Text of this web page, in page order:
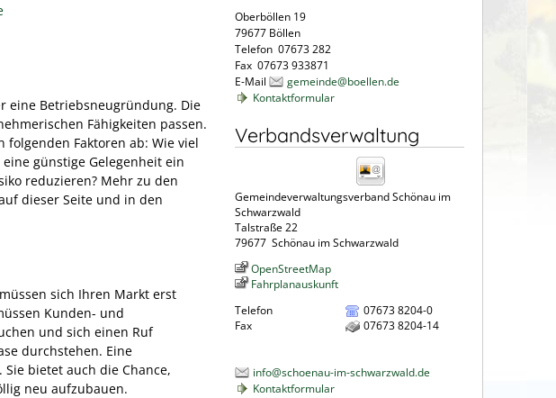
eine Betriebsneugründung. Die
Fähigkeiten passen.
folgenden Faktoren ab: Wie viel
günstige Gelegenheit ein
reduzieren? Mehr zu den
dieser Seite und in den
sich Ihren Markt erst
Kunden- und
und sich einen Ruf
durchstehen. Eine
bietet auch die Chance,
neu aufzubauen.
Oberböllen 19
79677 Böllen
Telefon 07673 282
Fax 07673 933871
E-Mail
gemeinde@boellen.de
Kontaktformular
Verbandsverwaltung
Gemeindeverwaltungsverband Schönau im
Schwarzwald
Talstraße 22
79677 Schönau im Schwarzwald
OpenStreetMap
Fahrplanauskunft
Telefon
07673 8204-0
Fax
07673 8204-14
info@schoenau-im-schwarzwald.de
Kontaktformular